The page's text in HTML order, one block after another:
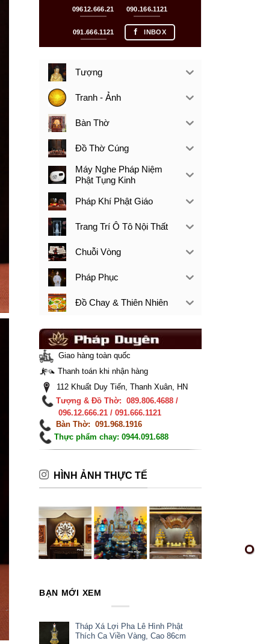
09612.666.21 090.166.1121
091.666.1121 INBOX
Tượng
Tranh - Ảnh
Bàn Thờ
Đồ Thờ Cúng
Máy Nghe Pháp Niệm
Phật Tụng Kinh
Pháp Khí Phật Giáo
Trang Trí Ô Tô Nội Thất
Chuỗi Vòng
Pháp Phục
Đồ Chay & Thiên Nhiên
Giao hàng toàn quốc
Thanh toán khi nhận hàng
112 Khuất Duy Tiến, Thanh Xuân, HN
Tượng & Đồ Thờ: 089.806.4688 /
096.12.666.21 / 091.666.1121
Bàn Thờ: 091.968.1916
Thực phẩm chay: 0944.091.688
HÌNH ẢNH THỰC TẾ
BẠN MỚI XEM
Tháp Xá Lợi Pha Lê Hình Phật
Thích Ca Viền Vàng, Cao 86cm